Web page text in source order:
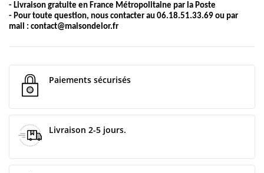
- Livraison gratuite en France Métropolitaine par la Poste
- Pour toute question, nous contacter au 06.18.51.33.69 ou par
mail : contact@maisondelor.fr
Paiements sécurisés
Livraison 2-5 jours.